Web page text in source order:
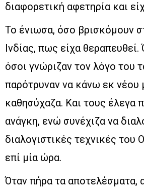
διαφορετική αφετηρία και
Το ένιωσα, όσο βρισκόμουν
Ινδίας, πως είχα
όσοι γνώριζαν τον λόγο του
παρότρυναν να κάνω εκ νέου
καθησύχαζα. Και τους έλεγα
ανάγκη, ενώ συνέχιζα να
διαλογιστικές τεχνικές του
επί μία ώρα.
Όταν πήρα τα αποτελέσματα,